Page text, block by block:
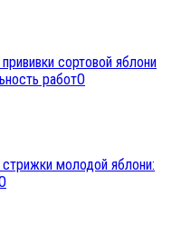
сортовой яблони
работ0
молодой яблони: